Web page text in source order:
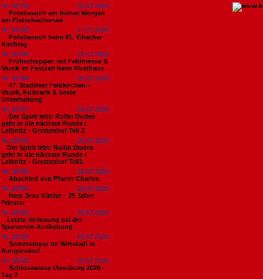
Nr. 18791
29.07.2026
Fotobesuch am frühen Morgen
am Flatschachersee
Nr. 18790
27.07.2026
Fotobesuch beim 81. Villacher
Kirchtag
Nr. 18789
26.07.2026
Frühschoppen mit Feldmesse &
Musik im Festzelt beim Rüsthaus
Nr. 18788
26.07.2026
47. Stadtfest Feldkirchen –
Musik, Kulinarik & beste
Unterhaltung
Nr. 18787
26.07.2026
Der Spirit lebt: Rollin Dudes
geht in die nächste Runde /
Leibnitz - Grottenhof Teil 2
Nr. 18786
26.07.2026
​Der Spirit lebt: Rollin Dudes
geht in die nächste Runde /
Leibnitz - Grottenhof Teil1
Nr. 18785
26.07.2026
Abschied von Pfarrer Charles
Nr. 18784
26.07.2026
Herz Jesu Kirche – 25 Jahre
Priester
Nr. 18783
25.07.2026
​Letzte Verlosung bei der
Sparverein-Aushebung
Nr. 18782
25.07.2026
Sommeroper im Wirtstadl in
Rangersdorf
Nr. 18780
25.07.2026
Schlosswiese Moosburg 2026 -
Tag 2